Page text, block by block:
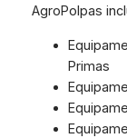
AgroPolpas
Primas